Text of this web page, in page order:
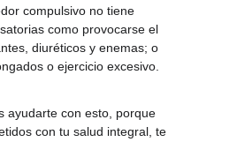
compulsivo no tiene
como provocarse el
diuréticos y enemas; o
o ejercicio excesivo.
ayudarte con esto, porque
con tu salud integral, te